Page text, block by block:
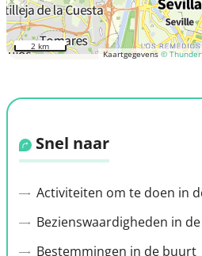
Kaartgegevens©
2 km
Snel naar
Activiteiten om te doen in
Bezienswaardigheden in
Bestemmingen in de buurt